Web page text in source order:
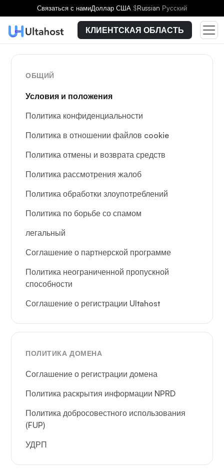
Связаться с намиДоллар США $Russian Русский
КЛИЕНТСКАЯ ОБЛАСТЬ
ОБЩИЙ
Условия и положения
Политика конфиденциальности
Политика в отношении файлов cookie
Политика отмены и возврата средств
Политика рассмотрения жалоб
Политика обработки злоупотреблений
Политика по борьбе со спамом
легальный
Соглашение о партнерской программе
Политика неограниченной пропускной
способности
Соглашение о регистрации Ultahost
ПОЛИТИКА ДОМЕНА
Соглашение о регистрации домена
Политика раскрытия информации NPRD
Политика добросовестного использования
(FUP)
УДРП